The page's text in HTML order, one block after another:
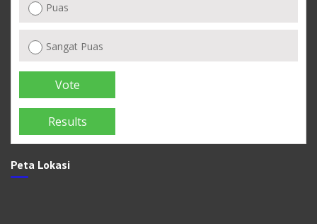
Puas
Sangat Puas
Peta Lokasi